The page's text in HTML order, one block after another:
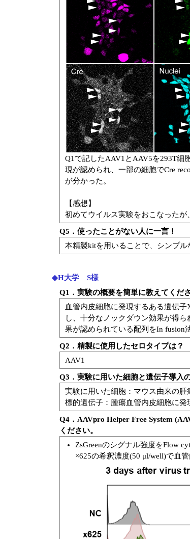
Q1で記したAAV1とAAV5を293T細
現が認められ、一部の細胞でCre
が分かった。
【感想】
初めてウイルス実験をおこなったが
Q5．使ったことがない人に一言！
本精製kitを用いることで、シンプ
◆H大学 S様
Q1．実験の概要を簡単に教えてくださ
血管内皮細胞に発現するある遺伝子
し、十分なノックダウン効果が得
果が認められている配列をIn fusion
Q2．精製に使用したセロタイプは？
AAV1
Q3．実験に用いた細胞と遺伝子導入
実験に用いた細胞：マウス由来の腫
標的遺伝子：腫瘍血管内皮細胞に発
Q4．AAVpro Helper Free System
ください。
ZsGreenのシグナル強度をFlow
×625の希釈濃度(50 μl/well)で血